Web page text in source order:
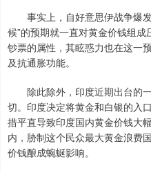
事实上，自好意思伊战争爆发
候”的预期就一直对黄金价钱组
钞票的属性，其眩惑力也在这一
及抗通胀功能。
除此除外，印度近期出台的
切。印度决定将黄金和白银的入
措平直导致印度国内黄金价钱大
内，胁制这个民众最大黄金浪费
价钱酿成蜿蜒影响。